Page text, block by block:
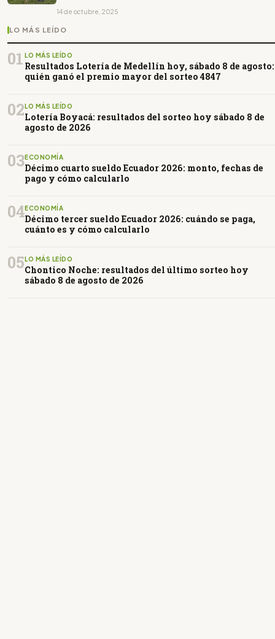
14 de octubre, 2025
LO MÁS LEÍDO
01 LO MÁS LEÍDO
Resultados Lotería de Medellín hoy, sábado 8 de agosto:
quién ganó el premio mayor del sorteo 4847
02 LO MÁS LEÍDO
Lotería Boyacá: resultados del sorteo hoy sábado 8 de
agosto de 2026
03ECONOMÍA
Décimo cuarto sueldo Ecuador 2026: monto, fechas de
pago y cómo calcularlo
04ECONOMÍA
Décimo tercer sueldo Ecuador 2026: cuándo se paga,
cuánto es y cómo calcularlo
05 LO MÁS LEÍDO
Chontico Noche: resultados del último sorteo hoy
sábado 8 de agosto de 2026